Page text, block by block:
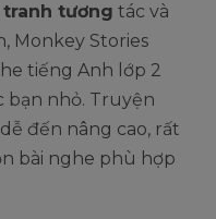
tranh tương tác và
Monkey Stories
tiếng Anh lớp 2
bạn nhỏ. Truyện
đến nâng cao, rất
bài nghe phù hợp